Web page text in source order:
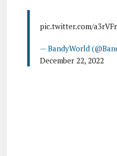
pic.twitter.com/
— BandyWorld
December 22, 2022